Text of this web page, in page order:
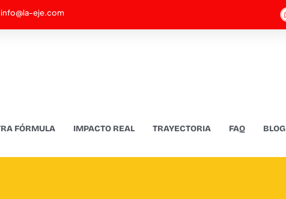
info@la-eje.com
FÓRMULA IMPACTO REAL TRAYECTORIA FAQ BLOG